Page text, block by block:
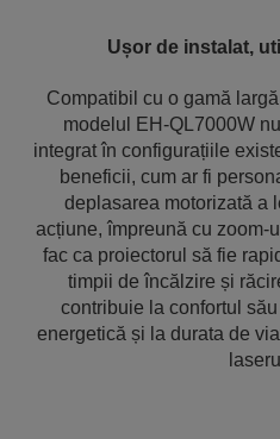
Ușor de instalat,
Compatibil cu o gamă
modelul EH-QL7000W
integrat în configurațiile
beneficii, cum ar fi
deplasarea motorizată a
acțiune, împreună cu zoom-
fac ca proiectorul să fie
timpii de încălzire și
contribuie la confortul
energetică și la durata de